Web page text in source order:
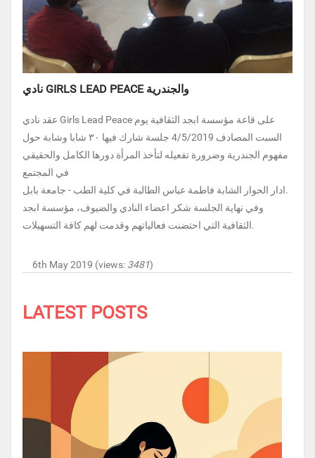
نادي GIRLS LEAD PEACE والجندرية
عقد نادي Girls Lead Peace على قاعة مؤسسة ابجد الثقافية يوم
السبت المصادف 4/5/2019 جلسة شارك فيها ٣٠ شابا وشابة حول
مفهوم الجندرية وضرورة تفعيله لتأخذ المرأة دورها الكامل والحقيقي
في المجتمع
ادار الحوار الشابة فاطمة عباس الطالبة في كلية الطب - جامعة بابل.
وفي نهاية الجلسة شكر اعضاء النادي والضيوف، مؤسسة ابجد
الثقافية التي احتضنت فعالياتهم وقدمت لهم كافة التسهيلات.
6th May 2019 (views: 3481)
LATEST POSTS